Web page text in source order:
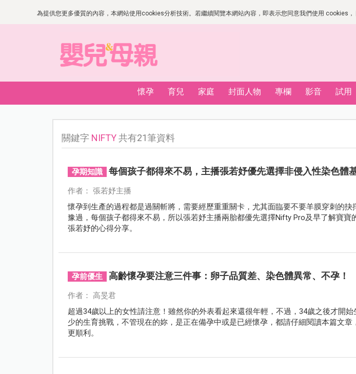
為提供您更多優質的內容，本網站使用cookies分析技術。若繼續閱覽本網站內容，即表示您同意我們使用 cookies
懷孕 育兒 家庭 封面人物 專欄 影音 試用
關鍵字 NIFTY共有21筆資料
孕期知識 每個孩子都得來不易，主播張若妤優先選擇非侵入性染色體
作者： 張若妤主播
懷孕到生產的過程都是過關斬將，需要經歷重重關卡，尤其面臨要不要羊膜穿刺的抉
豫過，每個孩子都得來不易，所以張若妤主播兩胎都優先選擇Nifty Pro及早了解寶寶
張若妤的心得分享。
孕前優生 高齡懷孕要注意三件事：卵子品質差、染色體異常、不孕！
作者： 高旻君
超過34歲以上的女性請注意！雖然你的外表看起來還很年輕，不過，34歲之後才開
少的生育挑戰，不管現在的妳，是正在備孕中或是已經懷孕，都請仔細閱讀本篇文章
更順利。